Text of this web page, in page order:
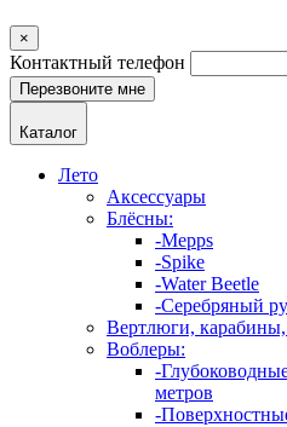
×
Контактный телефон
Каталог
Лето
Аксессуары
Блёсны:
-Mepps
-Spike
-Water Beetle
-Серебряный
Вертлюги,
Воблеры:
-
метров
-